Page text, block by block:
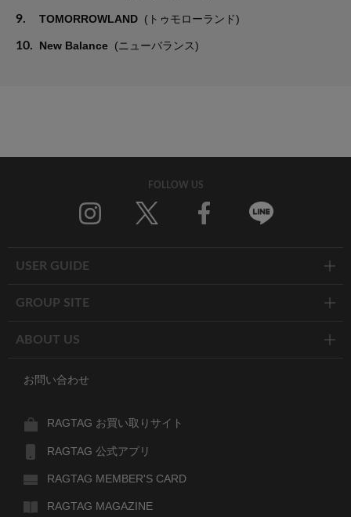
9. TOMORROWLAND (トゥモローランド)
10. New Balance (ニューバランス)
FOLLOW US
USER GUIDE
GROUP SITE
ABOUT US
お問い合わせ
RAGTAG お買い取りサイト
RAGTAG 公式アプリ
RAGTAG MEMBER'S CARD
RAGTAG MAGAZINE